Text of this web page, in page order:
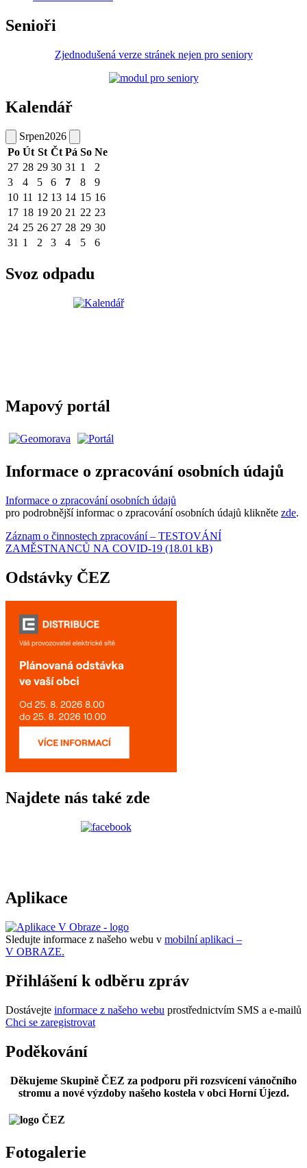
Senioři
Zjednodušená verze stránek nejen pro seniory
Kalendář
Srpen2026
Po Út St Čt Pá So Ne
27 28 29 30 31 1
2
3
4 5 6 7 8
9
10 11 12 13 14 15 16
17 18 19 20 21 22 23
24 25 26 27 28 29 30
31 1 2 3 4 5 6
Svoz odpadu
Mapový portál
Informace o zpracování osobních údajů
Informace o zpracování osobních údajů
pro podrobnější informac o zpracování osobních údajů klikněte zde.
Záznam o činnostech zpracování – TESTOVÁNÍ
ZAMĚSTNANCŮ NA COVID-19 (18.01 kB)
Odstávky ČEZ
Najdete nás také zde
Aplikace
Sledujte informace z našeho webu v mobilní aplikaci –
V OBRAZE.
Přihlášení k odběru zpráv
Dostávejte informace z našeho webu prostřednictvím SMS a e-mailů
Chci se zaregistrovat
Poděkování
Děkujeme Skupině ČEZ za podporu při rozsvícení vánočního
stromu a nové výzdoby našeho kostela v obci Horní Újezd.
Fotogalerie